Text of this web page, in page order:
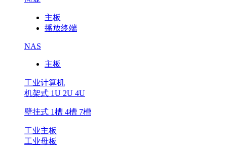
主板
播放终端
NAS
主板
工业计算机
机架式 1U 2U 4U
壁挂式 1槽 4槽 7槽
工业主板
工业母板